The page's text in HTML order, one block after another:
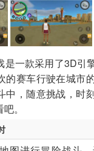
2716款应用
游戏助手
515款应用
是一款采用了3D引
的赛车行驶在城市
中，随意挑战，时
。